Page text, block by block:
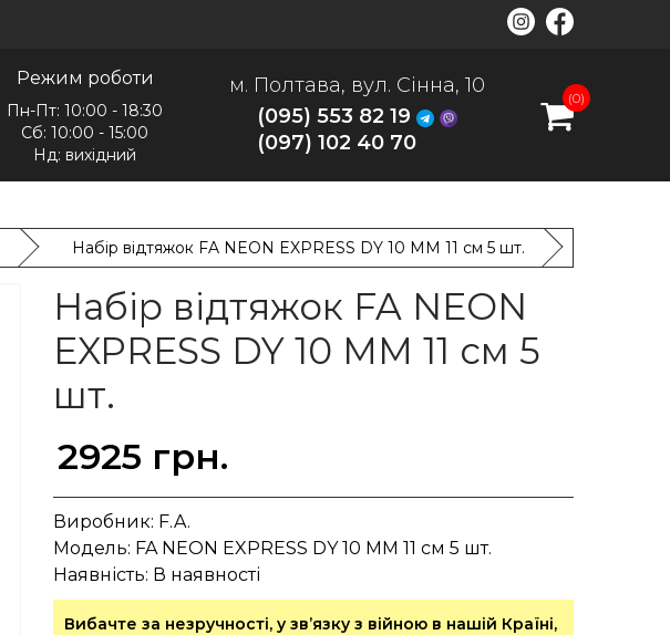
Режим роботи
Пн-Пт: 10:00 - 18:30
Сб: 10:00 - 15:00
Нд: вихідний
м. Полтава, вул. Сінна, 10
(095) 553 82 19
(097) 102 40 70
(0)
Набір відтяжок FA NEON EXPRESS DY 10 MM 11 см 5 шт.
Набір відтяжок FA NEON
EXPRESS DY 10 MM 11 см 5
шт.
2925 грн.
Виробник: F.A.
Модель: FA NEON EXPRESS DY 10 MM 11 см 5 шт.
Наявність: В наявності
Вибачте за незручності, у зв’язку з війною в нашій Країні,